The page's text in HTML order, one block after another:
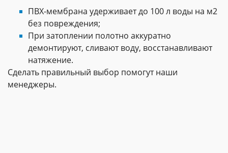
ПВХ-мембрана удерживает до 100 л воды на м2
без повреждения;
При затоплении полотно аккуратно
демонтируют, сливают воду, восстанавливают
натяжение.
Сделать правильный выбор помогут наши
менеджеры.